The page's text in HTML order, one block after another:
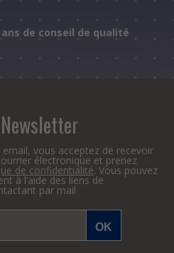
ans de conseil de qualité
vous acceptez de recevoir
électronique et prenez
de confidentialité. Vous pouvez
à l’aide des liens de
par mail